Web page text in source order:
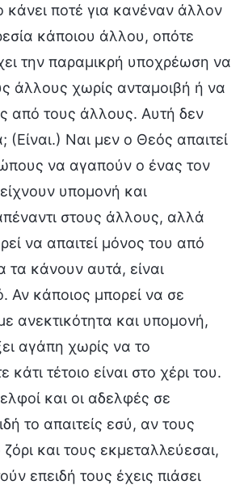
κάνει ποτέ για κανέναν άλλον
κάποιου άλλου, οπότε
την παραμικρή υποχρέωση να
άλλους χωρίς ανταμοιβή ή να
από τους άλλους. Αυτή δεν
(Είναι.) Ναι μεν ο Θεός απαιτεί
να αγαπούν ο ένας τον
υπομονή και
στους άλλους, αλλά
να απαιτεί μόνος του από
τα κάνουν αυτά, είναι
Αν κάποιος μπορεί να σε
ανεκτικότητα και υπομονή,
αγάπη χωρίς να το
κάτι τέτοιο είναι στο χέρι του.
και οι αδελφές σε
το απαιτείς εσύ, αν τους
ζόρι και τους εκμεταλλεύεσαι,
επειδή τους έχεις πιάσει